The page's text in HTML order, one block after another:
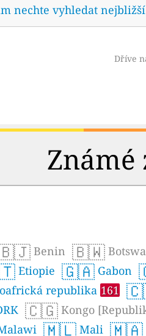
nechte vyhledat
Dříve
Známé
Benin 🇧🇼
Etiopie 🇬🇦 Gabon
republika 161
🇨🇬 Kongo
🇲🇱 Mali 🇲🇦